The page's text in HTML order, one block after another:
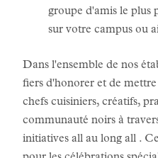
groupe d'amis le plus
sur votre campus ou
Dans l'ensemble de nos
fiers d'honorer et de
chefs cuisiniers, créatifs,
communauté noirs à
initiatives all au long all .